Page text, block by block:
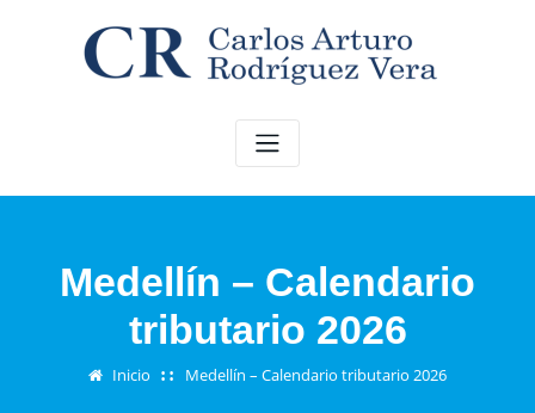
Medellín – Calendario
tributario 2026
Inicio Medellín – Calendario tributario 2026